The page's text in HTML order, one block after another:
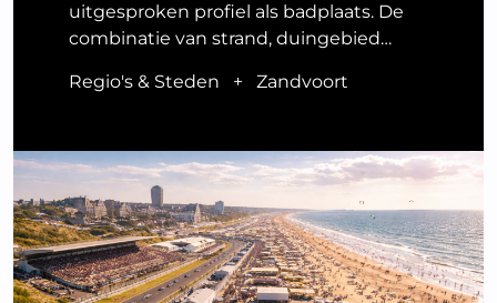
uitgesproken profiel als badplaats. De
combinatie van strand, duingebied…
Regio's & Steden + Zandvoort